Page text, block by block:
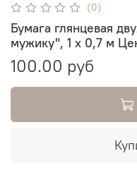
(0)
Бумага глянцевая
мужику", 1 х 0,7 м
100.00 руб